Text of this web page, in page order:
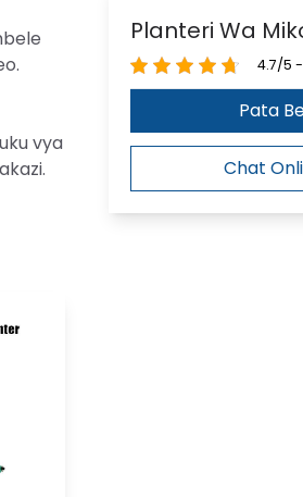
vya
Planteri Wa
4.7/5
Pata
Chat